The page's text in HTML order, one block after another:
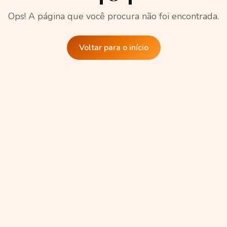
Ops! A página que você procura não foi encontrada.
Voltar para o início